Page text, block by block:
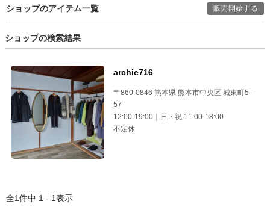
ショップのアイテム一覧 販売開始する
ショップの検索結果
archie716
〒860-0846 熊本県 熊本市中央区 城東町5-
57
12:00-19:00｜日・祝 11:00-18:00
不定休
全1件中 1 - 1表示